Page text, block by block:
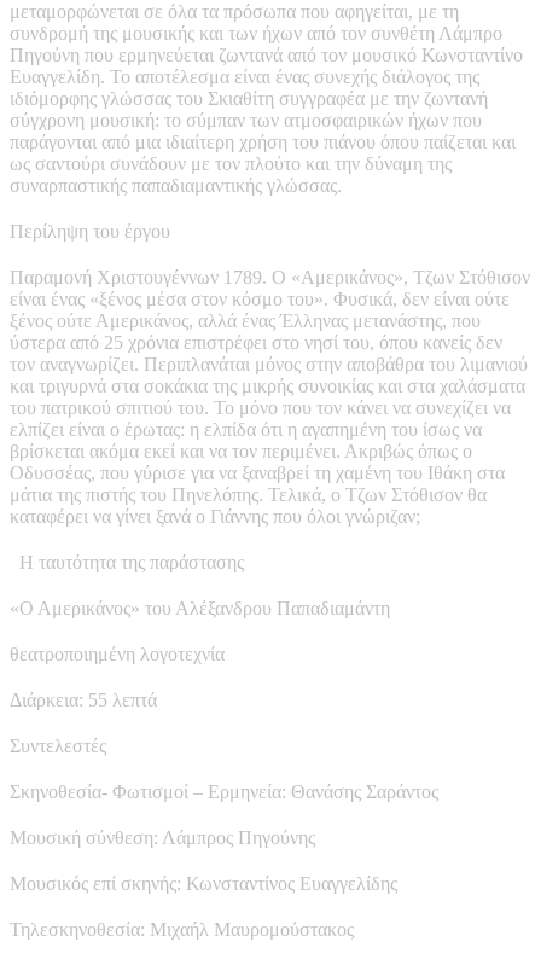
μεταμορφώνεται σε όλα τα πρόσωπα που αφηγείται, με τη
συνδρομή της μουσικής και των ήχων από τον συνθέτη Λάμπρο
Πηγούνη που ερμηνεύεται ζωντανά από τον μουσικό Κωνσταντίνο
Ευαγγελίδη. Το αποτέλεσμα είναι ένας συνεχής διάλογος της
ιδιόμορφης γλώσσας του Σκιαθίτη συγγραφέα με την ζωντανή
σύγχρονη μουσική: το σύμπαν των ατμοσφαιρικών ήχων που
παράγονται από μια ιδιαίτερη χρήση του πιάνου όπου παίζεται και
ως σαντούρι συνάδουν με τον πλούτο και την δύναμη της
συναρπαστικής παπαδιαμαντικής γλώσσας.
Περίληψη του έργου
Παραμονή Χριστουγέννων 1789. Ο «Αμερικάνος», Τζων Στόθισον
είναι ένας «ξένος μέσα στον κόσμο του». Φυσικά, δεν είναι ούτε
ξένος ούτε Αμερικάνος, αλλά ένας Έλληνας μετανάστης, που
ύστερα από 25 χρόνια επιστρέφει στο νησί του, όπου κανείς δεν
τον αναγνωρίζει. Περιπλανάται μόνος στην αποβάθρα του λιμανιού
και τριγυρνά στα σοκάκια της μικρής συνοικίας και στα χαλάσματα
του πατρικού σπιτιού του. Το μόνο που τον κάνει να συνεχίζει να
ελπίζει είναι ο έρωτας: η ελπίδα ότι η αγαπημένη του ίσως να
βρίσκεται ακόμα εκεί και να τον περιμένει. Ακριβώς όπως ο
Οδυσσέας, που γύρισε για να ξαναβρεί τη χαμένη του Ιθάκη στα
μάτια της πιστής του Πηνελόπης. Τελικά, ο Τζων Στόθισον θα
καταφέρει να γίνει ξανά ο Γιάννης που όλοι γνώριζαν;
Η ταυτότητα της παράστασης
«Ο Αμερικάνος» του Αλέξανδρου Παπαδιαμάντη
θεατροποιημένη λογοτεχνία
Διάρκεια: 55 λεπτά
Συντελεστές
Σκηνοθεσία- Φωτισμοί – Ερμηνεία: Θανάσης Σαράντος
Μουσική σύνθεση: Λάμπρος Πηγούνης
Μουσικός επί σκηνής: Κωνσταντίνος Ευαγγελίδης
Τηλεσκηνοθεσία: Μιχαήλ Μαυρομούστακος